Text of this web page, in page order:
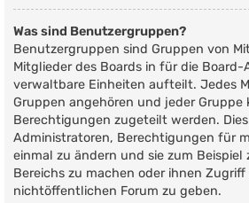
Was sind Benutzergruppen?
Benutzergruppen sind Gruppen von
Mitglieder des Boards in für die
verwaltbare Einheiten aufteilt. Jedes
Gruppen angehören und jeder Gruppe
Berechtigungen zugeteilt werden.
Administratoren, Berechtigungen für
einmal zu ändern und sie zum Beispiel
Bereichs zu machen oder ihnen Zugriff
nichtöffentlichen Forum zu geben.